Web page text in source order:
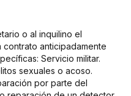
o al inquilino el
anticipadamente
Servicio militar.
sexuales o acoso.
por parte del